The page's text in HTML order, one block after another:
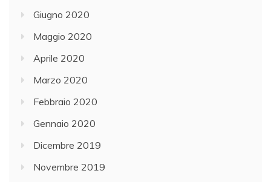
Giugno 2020
Maggio 2020
Aprile 2020
Marzo 2020
Febbraio 2020
Gennaio 2020
Dicembre 2019
Novembre 2019